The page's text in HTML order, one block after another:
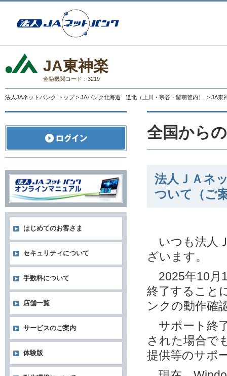
JA東神楽
金融機関コード：3219
法人JAネットバンク トップ > JAバンク北海道 道北（上川・宗谷・留萌管内） > JA東
全国から
法人ＪＡネ
ついて（ご
いつも法人
ざいます。
2025年10月
終了すること
ンクの動作確
サポート終
された場合で
提供等のサポ
はじめてのお客さま
セキュリティについて
手数料について
店舗一覧
サービスのご案内
体験版